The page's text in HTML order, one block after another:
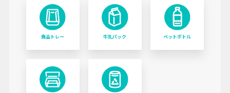
食品トレー 牛乳パック ペットボトル